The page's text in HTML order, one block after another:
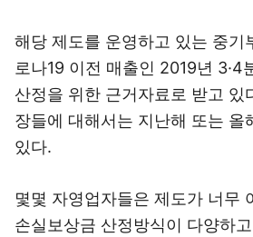
해당 제도를 운영하고 있는 중기
로나19 이전 매출인 2019년 3·4
산정을 위한 근거자료로 받고 있
장들에 대해서는 지난해 또는 올
있다.
몇몇 자영업자들은 제도가 너무
손실보상금 산정방식이 다양하